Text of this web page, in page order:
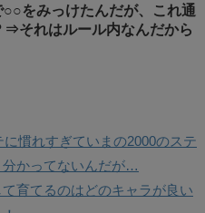
○○をみっけたんだが、これ通
⇒それはルール内なんだから
に慣れすぎていまの2000のステ
かってないんだが…
て育てるのはどのキャラが良い